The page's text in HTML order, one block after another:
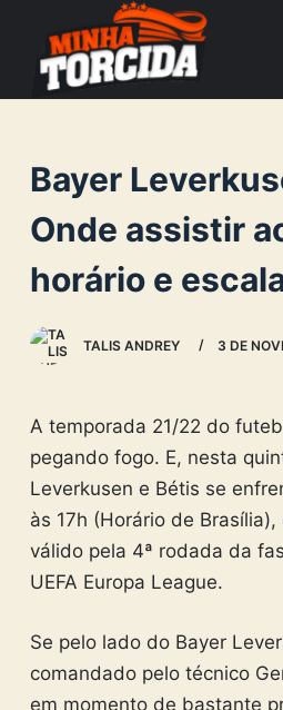
e
Bayer
Onde assistir
horário e
TALIS ANDREY 3 DE
A temporada 21/22 do
pegando fogo. E, nesta
Leverkusen e Bétis se
às 17h (Horário de
válido pela 4ª rodada da
UEFA Europa League.
Se pelo lado do Bayer
comandado pelo técnico
em momento de bastante